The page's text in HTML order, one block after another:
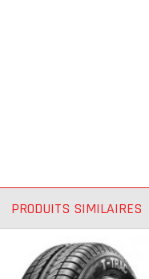
PRODUITS SIMILAIRES